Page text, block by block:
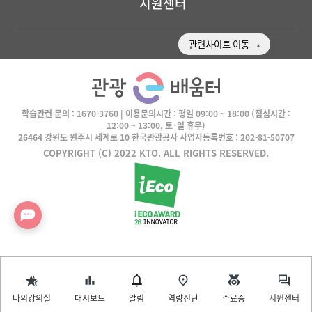
나의강의실 대시보드 알림 역량진단 수료증 지원센터
관련사이트 이동
학습관련 문의 : 1670-3760 | 이용문의시간 : 평일 09:00 ~ 18:00 (점심시간 :
12:00 ~ 13:00, 토･일 휴무)
26464 강원도 원주시 세계로 10 한국관광공사 사업자등록번호 : 202-81-50707
COPYRIGHT (C) 2022 KTO. ALL RIGHTS RESERVED.